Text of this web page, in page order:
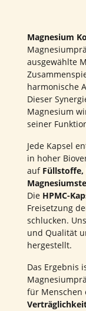
Magnesium
ausgewählte
harmonische
Dieser
Magnesium
seiner
Jede Kapsel
in hoher
auf Füllstoffe,
Die HPMC-
Freisetzung
schlucken.
und Qualität
hergestellt.
Das Ergebnis
für Menschen